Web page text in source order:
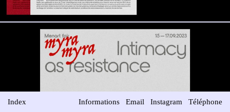
Index Informations Email Instagram Téléphone